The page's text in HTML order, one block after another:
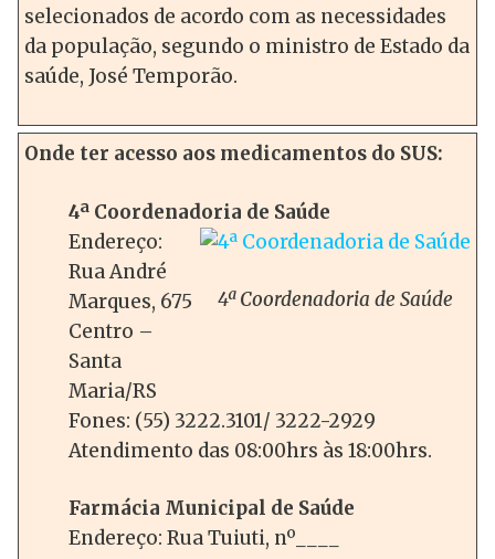
selecionados de acordo com as necessidades
da população, segundo o ministro de Estado da
saúde, José Temporão.
Onde ter acesso aos medicamentos do SUS:
4ª Coordenadoria de Saúde
4ª Coordenadoria de Saúde
Endereço:
Rua André
Marques, 675
Centro –
Santa
Maria/RS
Fones: (55) 3222.3101/ 3222-2929
Atendimento das 08:00hrs às 18:00hrs.
Farmácia Municipal de Saúde
Endereço: Rua Tuiuti, nº____